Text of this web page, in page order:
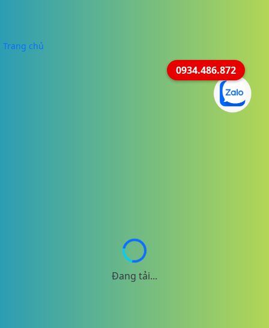
Trang chủ
Đang tải...
0934.486.872